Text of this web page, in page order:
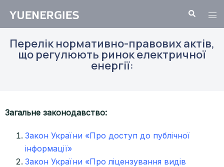
Перелік нормативно-правових актів,
що регулюють ринок електричної
енергії:
Загальне законодавство:
Закон України «Про доступ до публічної
інформації»
Закон України «Про ліцензування видів